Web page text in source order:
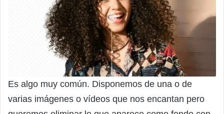
Es algo muy común. Disponemos de una o de
varias imágenes o vídeos que nos encantan pero